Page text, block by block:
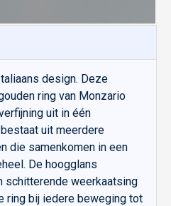
design. Deze
ring van Monzario
uit in één
uit meerdere
die samenkomen in een
De hoogglans
schitterende weerkaatsing
ring bij iedere beweging tot